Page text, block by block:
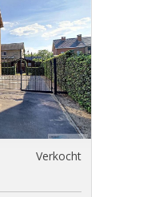
Verkocht